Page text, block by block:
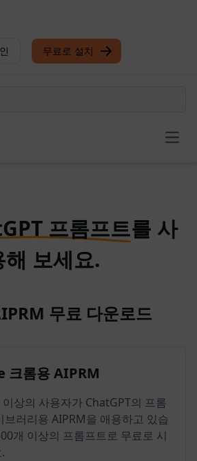
무료로 설치
프롬프트를 사
해 보세요.
무료 다운로드
크롬용 AIPRM
상의 사용자가 ChatGPT의 프롬
브러리용 AIPRM을 애용하고 있습
개 이상의 프롬프트로 무료로 시